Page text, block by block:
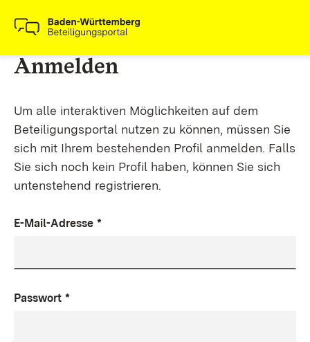
Anmelden
Um alle interaktiven Möglichkeiten auf dem
Beteiligungsportal nutzen zu können, müssen Sie
sich mit Ihrem bestehenden Profil anmelden. Falls
Sie sich noch kein Profil haben, können Sie sich
untenstehend registrieren.
E-Mail-Adresse *
Passwort *